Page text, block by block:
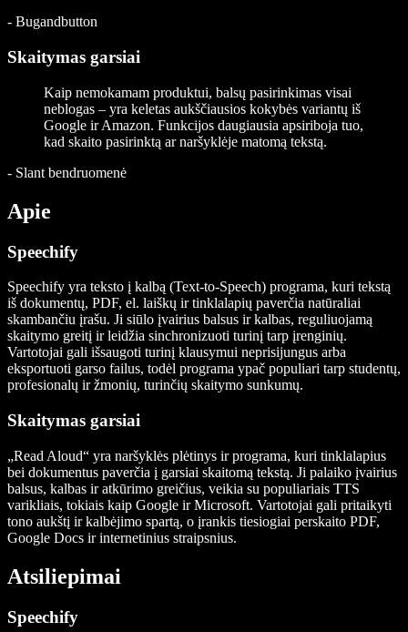
- Bugandbutton
Skaitymas garsiai
Kaip nemokamam produktui, balsų pasirinkimas visai
neblogas – yra keletas aukščiausios kokybės variantų iš
Google ir Amazon. Funkcijos daugiausia apsiriboja tuo,
kad skaito pasirinktą ar naršyklėje matomą tekstą.
- Slant bendruomenė
Apie
Speechify
Speechify yra teksto į kalbą (Text-to-Speech) programa, kuri tekstą
iš dokumentų, PDF, el. laiškų ir tinklalapių paverčia natūraliai
skambančiu įrašu. Ji siūlo įvairius balsus ir kalbas, reguliuojamą
skaitymo greitį ir leidžia sinchronizuoti turinį tarp įrenginių.
Vartotojai gali išsaugoti turinį klausymui neprisijungus arba
eksportuoti garso failus, todėl programa ypač populiari tarp studentų,
profesionalų ir žmonių, turinčių skaitymo sunkumų.
Skaitymas garsiai
„Read Aloud“ yra naršyklės plėtinys ir programa, kuri tinklalapius
bei dokumentus paverčia į garsiai skaitomą tekstą. Ji palaiko įvairius
balsus, kalbas ir atkūrimo greičius, veikia su populiariais TTS
varikliais, tokiais kaip Google ir Microsoft. Vartotojai gali pritaikyti
tono aukštį ir kalbėjimo spartą, o įrankis tiesiogiai perskaito PDF,
Google Docs ir internetinius straipsnius.
Atsiliepimai
Speechify